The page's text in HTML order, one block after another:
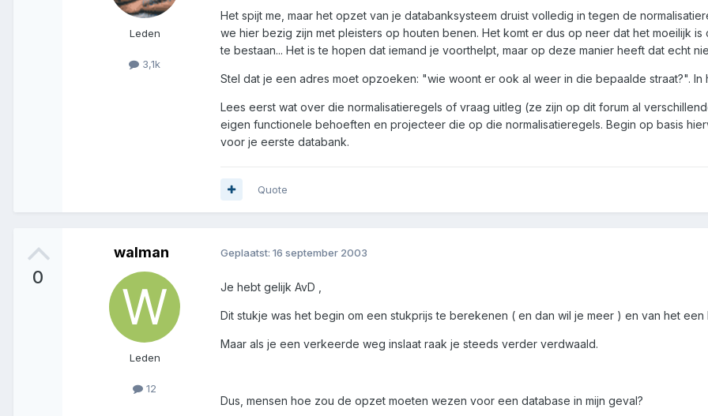
Leden
3,1k
Het spijt me, maar het opzet van je databanksysteem druist volledig in tegen de
we hier bezig zijn met pleisters op houten benen. Het komt er dus op neer dat het moeilijk
te bestaan... Het is te hopen dat iemand je voorthelpt, maar op deze manier heeft dat echt
Stel dat je een adres moet opzoeken: "wie woont er ook al weer in die bepaalde straat?".
Lees eerst wat over die normalisatieregels of vraag uitleg (ze zijn op dit forum al
eigen functionele behoeften en projecteer die op die normalisatieregels. Begin op basis
voor je eerste databank.
Quote
0
walman
Leden
12
Geplaatst: 16 september 2003
Je hebt gelijk AvD ,
Dit stukje was het begin om een stukprijs te berekenen ( en dan wil je meer ) en van het een
Maar als je een verkeerde weg inslaat raak je steeds verder verdwaald.
Dus, mensen hoe zou de opzet moeten wezen voor een database in mijn geval?